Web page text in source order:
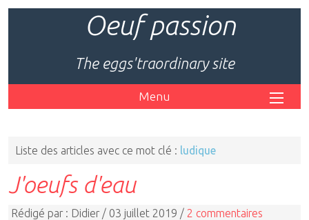
Oeuf passion
The eggs'traordinary site
Menu
Liste des articles avec ce mot clé : ludique
J'oeufs d'eau
Rédigé par : Didier / 03 juillet 2019 / 2 commentaires